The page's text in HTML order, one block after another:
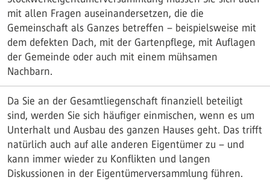
mit allen Fragen auseinandersetzen, die die
Gemeinschaft als Ganzes betreffen – beispielsweise mit
dem defekten Dach, mit der Gartenpflege, mit Auflagen
der Gemeinde oder auch mit einem mühsamen
Nachbarn.
Da Sie an der Gesamtliegenschaft finanziell beteiligt
sind, werden Sie sich häufiger einmischen, wenn es um
Unterhalt und Ausbau des ganzen Hauses geht. Das trifft
natürlich auch auf alle anderen Eigentümer zu – und
kann immer wieder zu Konflikten und langen
Diskussionen in der Eigentümerversammlung führen.